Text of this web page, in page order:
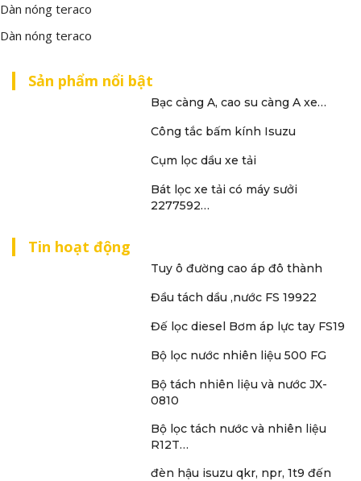
Dàn nóng teraco
Dàn nóng teraco
Sản phẩm nổi bật
Bạc càng A, cao su càng A xe…
Công tắc bấm kính Isuzu
Cụm lọc dầu xe tải
Bát lọc xe tải có máy sưởi
2277592…
Tin hoạt động
Tuy ô đường cao áp đô thành
Đầu tách dầu ,nước FS 19922
Đế lọc diesel Bơm áp lực tay FS19
Bộ lọc nước nhiên liệu 500 FG
Bộ tách nhiên liệu và nước JX-
0810
Bộ lọc tách nước và nhiên liệu
R12T…
đèn hậu isuzu qkr, npr, 1t9 đến